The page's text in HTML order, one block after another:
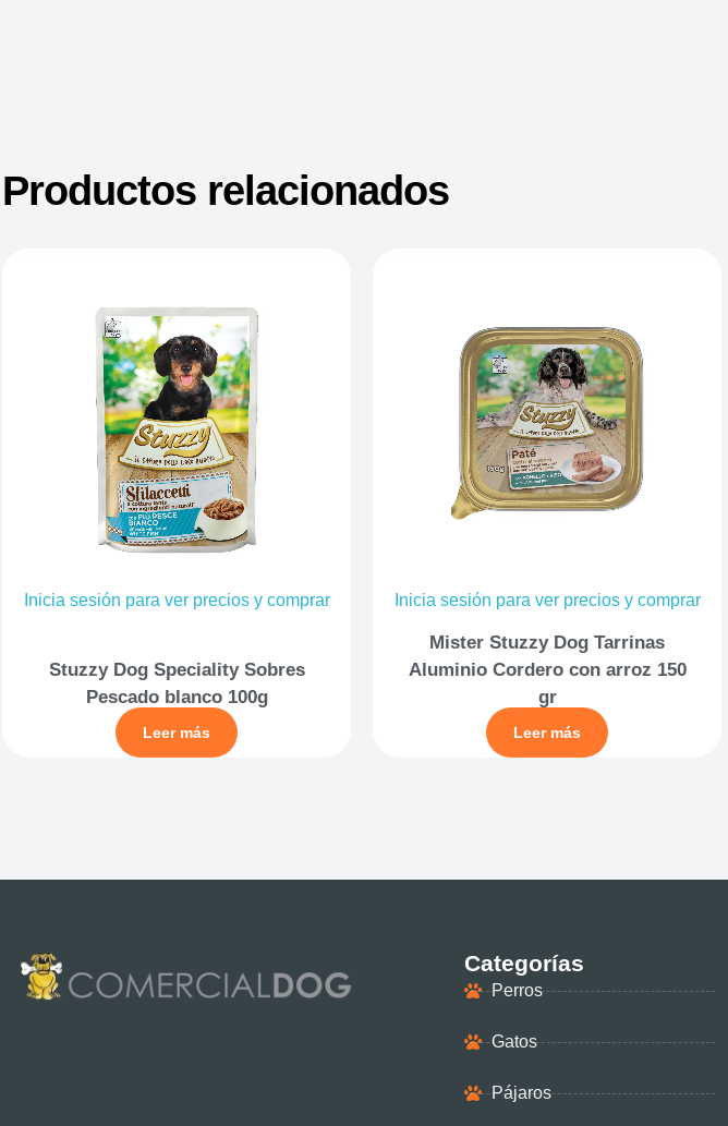
Productos relacionados
Inicia sesión para ver precios y comprar
Stuzzy Dog Speciality Sobres
Pescado blanco 100g
Leer más
Inicia sesión para ver precios y comprar
Mister Stuzzy Dog Tarrinas
Aluminio Cordero con arroz 150
gr
Leer más
Categorías
Perros
Gatos
Pájaros